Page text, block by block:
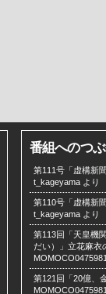
番組へのつ
第111号「虚構新
t_kageyama より
第110号「虚構新
t_kageyama より
第113回「天皇機
だい）」立花麻衣
第121回「20億、